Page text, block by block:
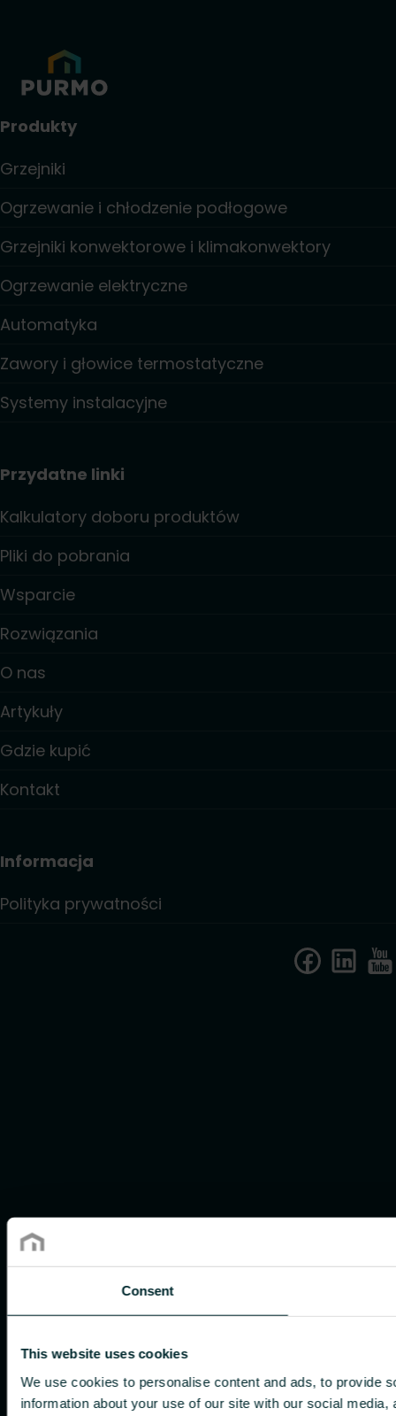
Consent
This website uses cookies
We use cookies to personalise content and ads, to provide
information about your use of our site with our social
Produkty
Grzejniki
Ogrzewanie i chłodzenie podłogowe
Grzejniki konwektorowe i klimakonwektory
Ogrzewanie elektryczne
Automatyka
Zawory i głowice termostatyczne
Systemy instalacyjne
Przydatne linki
Kalkulatory doboru produktów
Pliki do pobrania
Wsparcie
Rozwiązania
O nas
Artykuły
Gdzie kupić
Kontakt
Informacja
Polityka prywatności